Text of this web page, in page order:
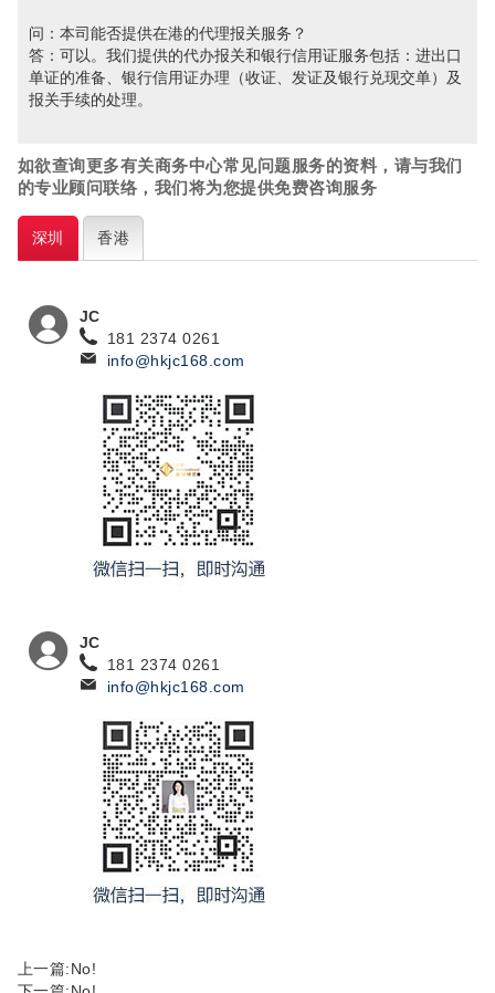
问：本司能否提供在港的代理报关服务？
答：可以。我们提供的代办报关和银行信用证服务包括：进出口
单证的准备、银行信用证办理（收证、发证及银行兑现交单）及
报关手续的处理。
如欲查询更多有关商务中心常见问题服务的资料，请与我们
的专业顾问联络，我们将为您提供免费咨询服务
深圳 香港
JC
181 2374 0261
info@hkjc168.com
JC
181 2374 0261
info@hkjc168.com
上一篇:No!